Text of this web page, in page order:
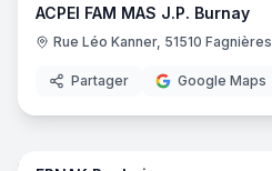
ACPEI FAM MAS J.P. Burnay
Rue Léo Kanner, 51510 Fagnières
Partager Google Maps